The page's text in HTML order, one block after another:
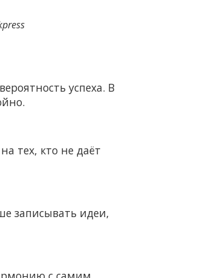
успеха. В
тех, кто не даёт
записывать идеи,